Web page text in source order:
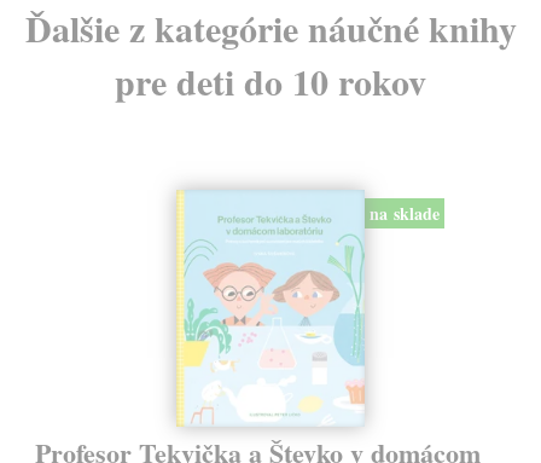
Ďalšie z kategórie náučné knihy
pre deti do 10 rokov
na sklade
Profesor Tekvička a Števko v domácom